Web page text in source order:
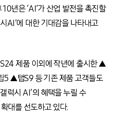
10년은‘AI’가 산업 발전을 촉진할
AI’에 대한 기대감을 나타내고
S24제품 이외에 작년에 출시한 ▲
5▲탭S9등 기존 제품 고객들도
갤럭시 AI’의 혜택을 누릴 수
대를 선도하고 있다.